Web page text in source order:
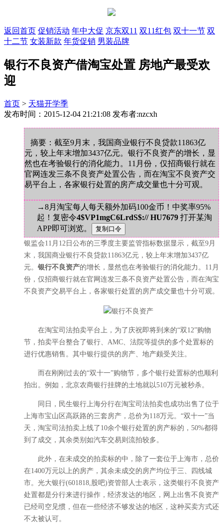
返回首页 促销活动 年中大促 京东双11 双11红包 双十一节 双
十二节 女装新款 年货促销 男装品牌
银行不良资产借淘宝处置 房地产最受欢
迎
首页 > 天猫开学季
发布时间：2015-12-04 21:21:08 发布者:nzcxh
摘要：截至9月末，我国商业银行不良贷款11863亿
元，较上年末增加3437亿元。银行不良资产的增长，显
然也在考验银行的消化能力。11月份，仅招商银行就在
官网连发三条不良资产处置公告，而在淘宝不良资产交
易平台上，各家银行处置的房产成交量也十分可观。
→8月淘宝每人每天额外加码100金币！中奖率95%
起！复密令4$VP1mgC6LrdS$:// HU7679 打开某淘
APP即可浏览。
银监会11月12日公布的三季度主要监管指标数据显示，截至9月
末，我国商业银行不良贷款11863亿元，较上年末增加3437亿
元。 银行不良资产的增长，显然也在考验银行的消化能力。11月
份，仅招商银行就在官网连发三条不良资产处置公告，而在淘宝
不良资产交易平台上，各家银行处置的房产成交量也十分可观。
在淘宝司法拍卖平台上，为了庆祝即将到来的“双12”购物
节，拍卖平台整合了银行、AMC、法院等提供的多个处置标的
进行优惠销售。其中银行提供的房产、地产颇受关注。
而在刚刚过去的“双十一”购物节，多个银行处置标的也顺利
拍出。例如，北京农商银行挂牌的土地就以510万元被秒杀。
同日，民生银行上海分行在淘宝司法拍卖也成功出售了位于
上海市宝山区高跃路的三套房产，总价为118万元。“双十一”当
天，淘宝司法拍卖上线了10余个银行处置的房产标的，50%都得
到了成交，其余类别如汽车交易则流拍较多。
此外，在未成交的拍卖标的中，除了一套位于上海市，总价
在1400万元以上的房产，其余未成交的房产均位于三、四线城
市。光大银行(601818,股吧)资管部人士表示，这类银行不良资产
处置都是分行来进行操作，经济发达的地区，网上出售不良资产
已经司空见惯，但在一些经济不够发达的地区，这种买卖方式还
不太被认可。